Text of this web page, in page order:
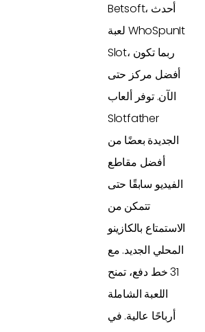
Betsoft، أحدث
لعبة WhoSpunIt
Slot، ربما تكون
أفضل مركز حتى
الآن. توفر ألعاب
Slotfather
الجديدة بعضًا من
أفضل مقاطع
الفيديو سابقًا حتى
تتمكن من
الاستمتاع بالكازينو
المحلي الجديد. مع
31 خط دفع، تمنح
اللعبة الشاملة
أرباحًا عالية. في